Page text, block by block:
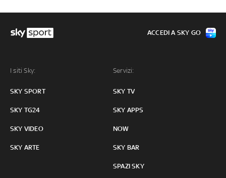
I siti Sky:
SKY SPORT
SKY TG24
SKY VIDEO
SKY ARTE
Servizi:
SKY TV
SKY APPS
NOW
SKY BAR
SPAZI SKY
ACCEDI A SKY GO